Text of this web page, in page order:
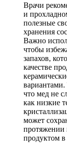
Врачи
и
полезные
хранения
Важно
чтобы
запахов,
качестве
что мед не
как низкие
может
протяжении
продуктом